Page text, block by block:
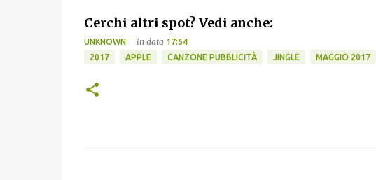
Cerchi altri spot? Vedi anche:
UNKNOWN in data 17:54
2017
APPLE CANZONE PUBBLICITÀ JINGLE MAGGIO 2017